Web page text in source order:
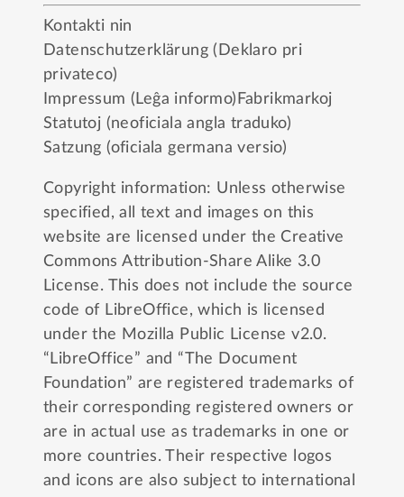
Kontakti nin
Datenschutzerklärung (Deklaro pri
privateco)
Impressum (Leĝa informo) Fabrikmarkoj
Statutoj (neoficiala angla traduko)
Satzung (oficiala germana versio)
Copyright information: Unless otherwise
specified, all text and images on this
website are licensed under the Creative
Commons Attribution-Share Alike 3.0
License. This does not include the source
code of LibreOffice, which is licensed
under the Mozilla Public License v2.0.
“LibreOffice” and “The Document
Foundation” are registered trademarks of
their corresponding registered owners or
are in actual use as trademarks in one or
more countries. Their respective logos
and icons are also subject to international